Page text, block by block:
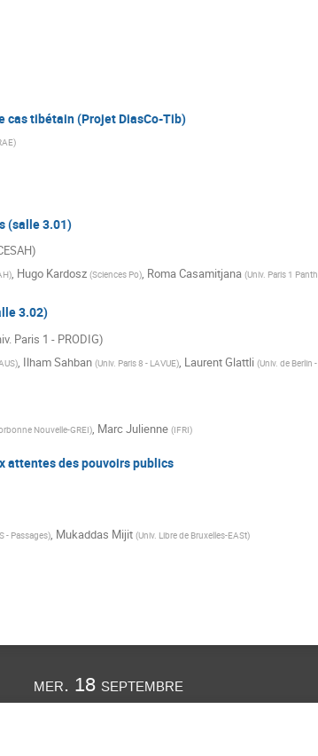
cas tibétain (Projet DiasCo-Tib)
)
(salle 3.01)
), Hugo Kardosz (Sciences Po), Roma Casamitjana (Univ. Paris 1
3.02)
Paris 1 - PRODIG)
), Ilham Sahban (Univ. Paris 8 - LAVUE), Laurent Glattli (Univ. de Berlin
Nouvelle-GREI), Marc Julienne (IFRI)
attentes des pouvoirs publics
- Passages), Mukaddas Mijit (Univ. Libre de Bruxelles-EASt)
mer. 18 septembre